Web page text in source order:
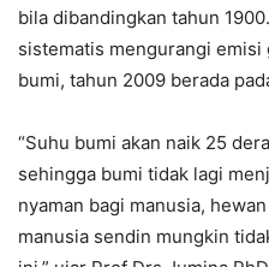
bila dibandingkan tahun
sistematis mengurangi emisi
bumi, tahun 2009 berada
“Suhu bumi akan naik 25
sehingga bumi tidak lagi
nyaman bagi manusia,
manusia sendin mungkin